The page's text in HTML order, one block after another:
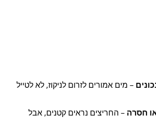
– מים אמורים לזרום לניקוז, לא לטייל
חסרה – החריצים נראים קטנים, אבל